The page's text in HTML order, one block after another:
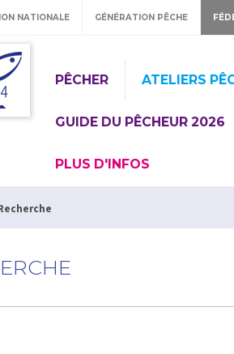
NATIONALE GÉNÉRATION PÊCHE
PÊCHER ATELIERS
GUIDE DU PÊCHEUR 2026
PLUS D'INFOS